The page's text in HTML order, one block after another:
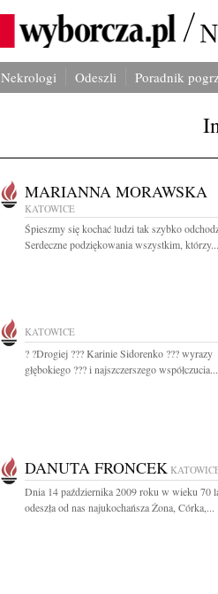
Nekrologi Odeszli Poradnik
MARIANNA MORAWSKA
KATOWICE
Śpieszmy się kochać ludzi tak szybko
Serdeczne podziękowania wszystkim, którzy...
KATOWICE
? ?Drogiej ??? Karinie Sidorenko ??? wyrazy
głębokiego ??? i najszczerszego współczucia...
DANUTA FRONCEK
Dnia 14 października 2009 roku w wieku 70
odeszła od nas najukochańsza Żona, Córka,...